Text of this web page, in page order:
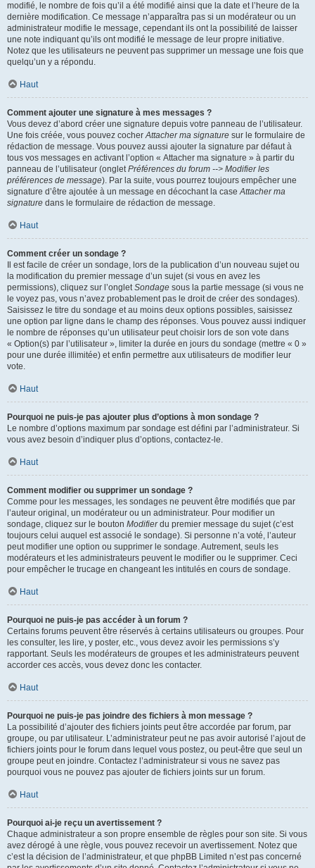
modifié, le nombre de fois qu’il a été modifié ainsi que la date et l’heure de la
dernière modification. Ce message n’apparaîtra pas si un modérateur ou un
administrateur modifie le message, cependant ils ont la possibilité de laisser
une note indiquant qu’ils ont modifié le message de leur propre initiative.
Notez que les utilisateurs ne peuvent pas supprimer un message une fois que
quelqu’un y a répondu.
Haut
Comment ajouter une signature à mes messages ?
Vous devez d’abord créer une signature depuis votre panneau de l’utilisateur.
Une fois créée, vous pouvez cocherAttacher ma signature sur le formulaire de
rédaction de message. Vous pouvez aussi ajouter la signature par défaut à
tous vos messages en activant l’option « Attacher ma signature » à partir du
panneau de l’utilisateur (ongletPréférences du forum --> Modifier les
préférences de message). Par la suite, vous pourrez toujours empêcher une
signature d’être ajoutée à un message en décochant la caseAttacher ma
signature dans le formulaire de rédaction de message.
Haut
Comment créer un sondage ?
Il est facile de créer un sondage, lors de la publication d’un nouveau sujet ou
la modification du premier message d’un sujet (si vous en avez les
permissions), cliquez sur l’ongletSondage sous la partie message (si vous ne
le voyez pas, vous n’avez probablement pas le droit de créer des sondages).
Saisissez le titre du sondage et au moins deux options possibles, saisissez
une option par ligne dans le champ des réponses. Vous pouvez aussi indiquer
le nombre de réponses qu’un utilisateur peut choisir lors de son vote dans
« Option(s) par l’utilisateur », limiter la durée en jours du sondage (mettre « 0 »
pour une durée illimitée) et enfin permettre aux utilisateurs de modifier leur
vote.
Haut
Pourquoi ne puis-je pas ajouter plus d’options à mon sondage ?
Le nombre d’options maximum par sondage est défini par l’administrateur. Si
vous avez besoin d’indiquer plus d’options, contactez-le.
Haut
Comment modifier ou supprimer un sondage ?
Comme pour les messages, les sondages ne peuvent être modifiés que par
l’auteur original, un modérateur ou un administrateur. Pour modifier un
sondage, cliquez sur le bouton Modifierdu premier message du sujet (c’est
toujours celui auquel est associé le sondage). Si personne n’a voté, l’auteur
peut modifier une option ou supprimer le sondage. Autrement, seuls les
modérateurs et les administrateurs peuvent le modifier ou le supprimer. Ceci
pour empêcher le trucage en changeant les intitulés en cours de sondage.
Haut
Pourquoi ne puis-je pas accéder à un forum ?
Certains forums peuvent être réservés à certains utilisateurs ou groupes. Pour
les consulter, les lire, y poster, etc., vous devez avoir les permissions s’y
rapportant. Seuls les modérateurs de groupes et les administrateurs peuvent
accorder ces accès, vous devez donc les contacter.
Haut
Pourquoi ne puis-je pas joindre des fichiers à mon message ?
La possibilité d’ajouter des fichiers joints peut être accordée par forum, par
groupe, ou par utilisateur. L’administrateur peut ne pas avoir autorisé l’ajout de
fichiers joints pour le forum dans lequel vous postez, ou peut-être que seul un
groupe peut en joindre. Contactez l’administrateur si vous ne savez pas
pourquoi vous ne pouvez pas ajouter de fichiers joints sur un forum.
Haut
Pourquoi ai-je reçu un avertissement ?
Chaque administrateur a son propre ensemble de règles pour son site. Si vous
avez dérogé à une règle, vous pouvez recevoir un avertissement. Notez que
c’est la décision de l’administrateur, et que phpBB Limited n’est pas concerné